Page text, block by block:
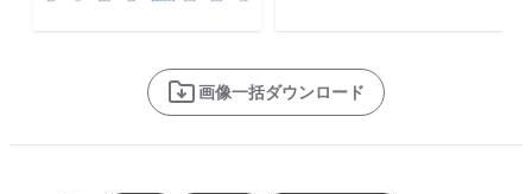
画像一括ダウンロード